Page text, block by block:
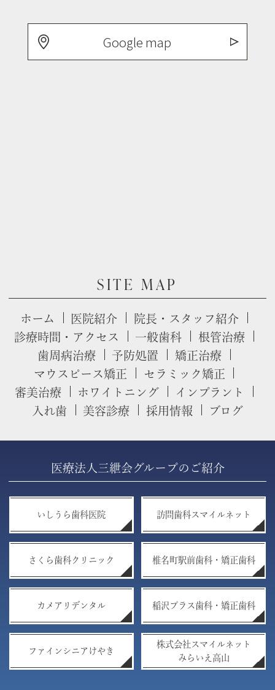
Google map
SITE MAP
ホーム 医院紹介
院長・スタッフ紹介
診療時間・アクセス
一般歯科
根管治療
歯周病治療
予防処置
矯正治療
マウスピース矯正
セラミック矯正
審美治療
ホワイトニング
インプラント
入れ歯
美容診療 採用情報 ブログ
医療法人三紲会グループのご紹介
いしうら歯科医院 訪問歯科スマイルネット
さくら歯科クリニック 椎名町駅前歯科・矯正歯科
カメアリデンタル 稲沢プラス歯科・矯正歯科
ファインシニアけやき
株式会社スマイルネット
みらいえ高山